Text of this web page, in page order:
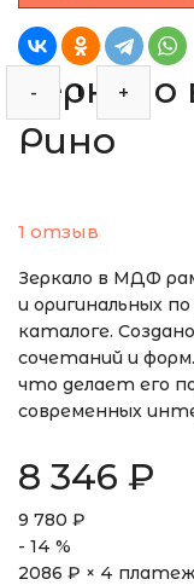
Рино
1 отзыв
Зеркало в МДФ
и оригинальных
каталоге.
сочетаний и
что делает его
современных
8 346 ₽
9 780 ₽
- 14 %
2086 ₽ × 4
- +